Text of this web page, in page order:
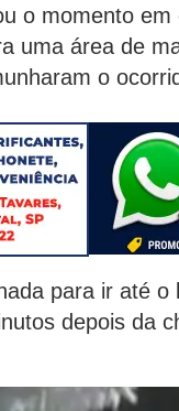
o momento
uma área de
o
para ir até
depois da